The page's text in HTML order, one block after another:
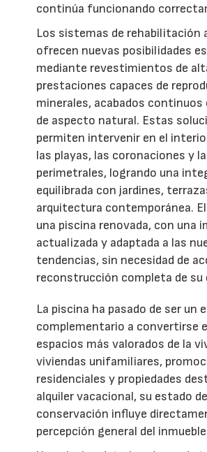
continúa funcionando
Los sistemas de rehabilitación
ofrecen nuevas posibilidades
mediante revestimientos de
prestaciones capaces de
minerales, acabados continuos
de aspecto natural. Estas
permiten intervenir en el
las playas, las coronaciones y
perimetrales, logrando una
equilibrada con jardines,
arquitectura contemporánea.
una piscina renovada, con una
actualizada y adaptada a las
tendencias, sin necesidad de
reconstrucción completa de
La piscina ha pasado de ser un
complementario a convertirse
espacios más valorados de la
viviendas unifamiliares,
residenciales y propiedades
alquiler vacacional, su estado de
conservación influye
percepción general del